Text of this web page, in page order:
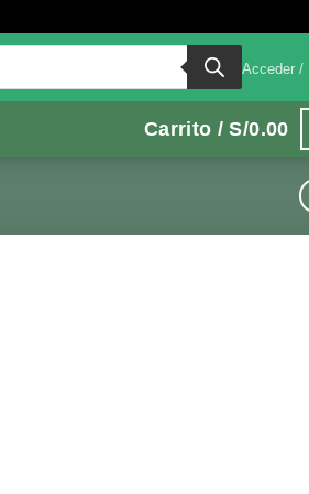
Acceder /
Carrito /S/0.00